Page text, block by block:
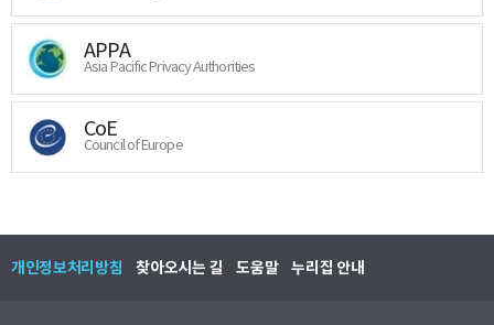
APPA
Asia Pacific Privacy Authorities
CoE
Council of Europe
개인정보처리방침 찾아오시는 길 도움말 누리집 안내